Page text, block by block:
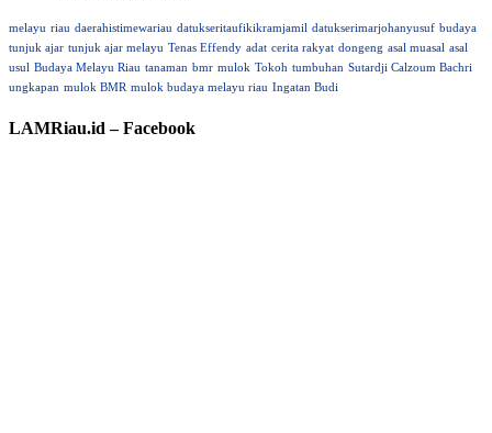
melayu riau daerahistimewariau datukseritaufikikramjamil datukserimarjohanyusuf budaya
tunjuk ajar tunjuk ajar melayu Tenas Effendy adat cerita rakyat dongeng asal muasal asal
usul Budaya Melayu Riau tanaman bmr mulok Tokoh tumbuhan Sutardji Calzoum Bachri
ungkapan mulok BMR mulok budaya melayu riau Ingatan Budi
LAMRiau.id – Facebook